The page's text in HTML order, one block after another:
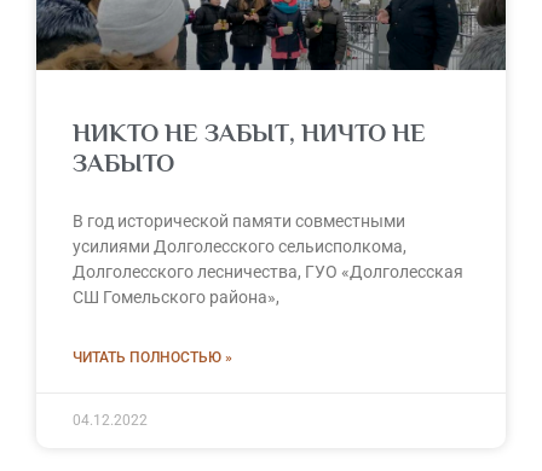
НИКТО НЕ ЗАБЫТ, НИЧТО НЕ
ЗАБЫТО
В год исторической памяти совместными
усилиями Долголесского сельисполкома,
Долголесского лесничества, ГУО «Долголесская
СШ Гомельского района»,
ЧИТАТЬ ПОЛНОСТЬЮ »
04.12.2022